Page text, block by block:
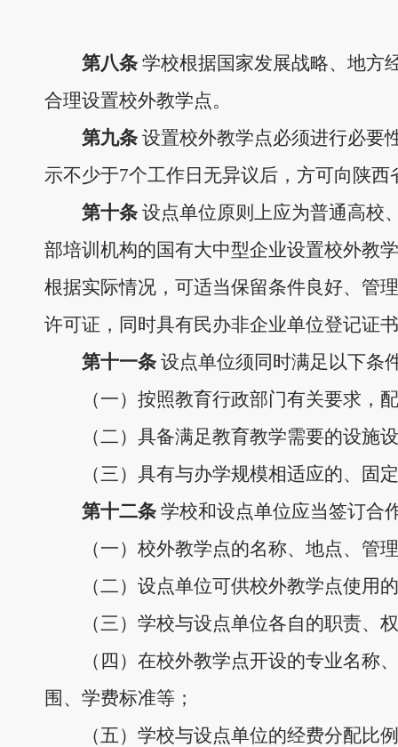
第八条 学校根据国家发展战略、地方
合理设置校外教学点。
第九条 设置校外教学点必须进行必要
示不少于7个工作日无异议后，方可向 陕西
第十条 设点单位原则上应为普通高校
部培训机构的国有大中型企业设置校外教
根据实际情况，可适当保留条件良好、管
许可证，同时具有民办非企业单位登记证
第十一条 设点单位须同时满足以下条
（一）按照教育行政部门有关要求，
（二）具备满足教育教学需要的设
（三）具有与办学规模相适应的、
第十二条 学校和设点单位应当签订合
（一）校外教学点的名称、地点、管
（二）设点单位可供校外教学点使
（三）学校与设点单位各自的职责、
（四）在校外教学点开设的专业名
围、学费标准等；
（五）学校与设点单位的经费分配比